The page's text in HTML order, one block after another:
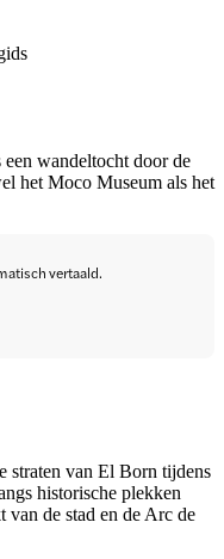
wandeltocht door de
het Moco Museum als het
vertaald.
straten van El Born tijdens
historische plekken
van de stad en de Arc de